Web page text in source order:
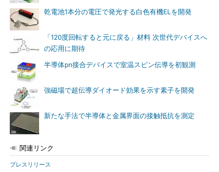
乾電池1本分の電圧で発光する白色有機ELを開発
「120度回転すると元に戻る」材料 次世代デバイスへ
の応用に期待
半導体pn接合デバイスで室温スピン伝導を初観測
強磁場で超伝導ダイオード効果を示す素子を開発
新たな手法で半導体と金属界面の接触抵抗を測定
関連リンク
プレスリリース